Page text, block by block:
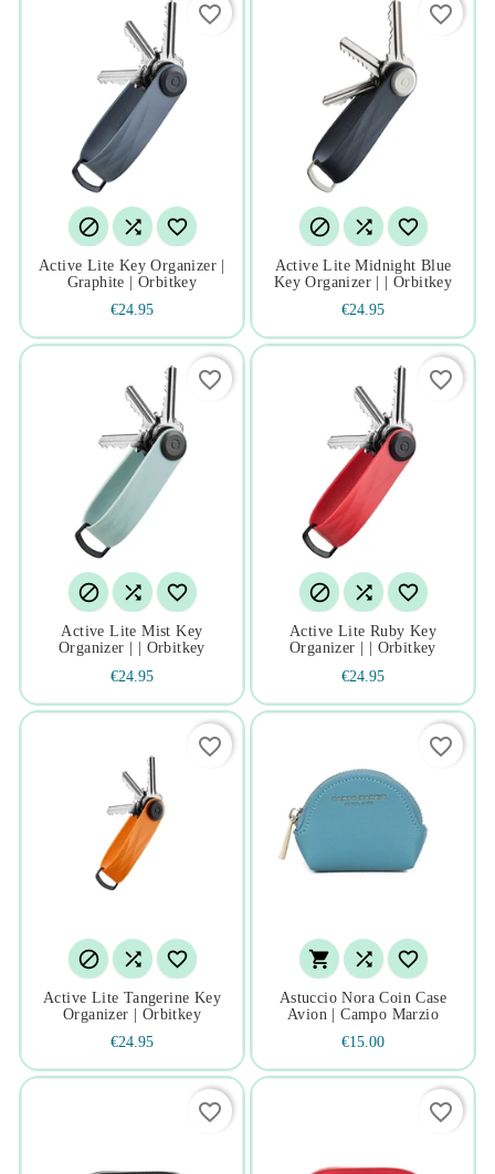
  
Active Lite Key Organizer |
Graphite | Orbitkey
€24.95
favorite_border
  
Active Lite Midnight Blue
Key Organizer | | Orbitkey
€24.95
favorite_border
  
Active Lite Mist Key
Organizer | | Orbitkey
€24.95
favorite_border
  
Active Lite Ruby Key
Organizer | | Orbitkey
€24.95
favorite_border
  
Active Lite Tangerine Key
Organizer | Orbitkey
€24.95
favorite_border
  
Astuccio Nora Coin Case
Avion | Campo Marzio
€15.00
favorite_border
favorite_border favorite_border